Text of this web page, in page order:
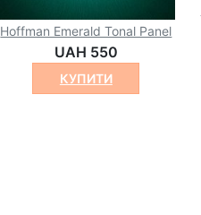
Hoffman Emerald Tonal Panel
UAH 550
КУПИТИ